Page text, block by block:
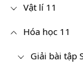
Vật lí 11
Hóa học 11
Giải bài tập